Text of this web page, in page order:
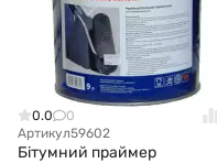
0.0
0
Артикул59602
Бітумний праймер